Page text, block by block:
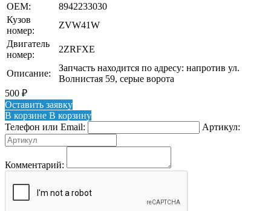
OEM:
8942233030
Кузов
номер:
ZVW41W
Двигатель
номер:
2ZRFXE
Описание:
Запчасть находится по адресу: напротив ул.
Волнистая 59, серые ворота
500 ₽
Оставить заявку
В корзине В корзину
Телефон или Email:
Артикул:
Комментарий: